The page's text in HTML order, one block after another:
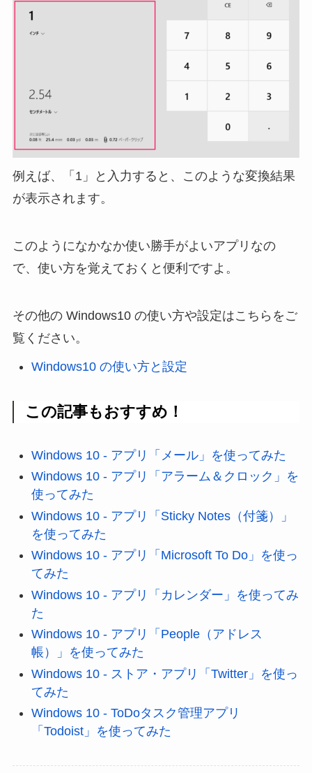
例えば、「1」と入力すると、このような変換結果
が表示されます。
このようになかなか使い勝手がよいアプリなの
で、使い方を覚えておくと便利ですよ。
その他の Windows10 の使い方や設定はこちらをご
覧ください。
Windows10 の使い方と設定
この記事もおすすめ！
Windows 10 - アプリ「メール」を使ってみた
Windows 10 - アプリ「アラーム＆クロック」を
使ってみた
Windows 10 - アプリ「Sticky Notes（付箋）」
を使ってみた
Windows 10 - アプリ「Microsoft To Do」を使っ
てみた
Windows 10 - アプリ「カレンダー」を使ってみ
た
Windows 10 - アプリ「People（アドレス
帳）」を使ってみた
Windows 10 - ストア・アプリ「Twitter」を使っ
てみた
Windows 10 - ToDoタスク管理アプリ
「Todoist」を使ってみた